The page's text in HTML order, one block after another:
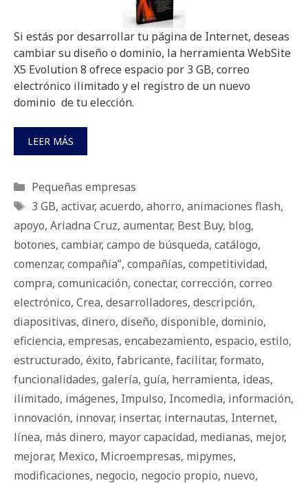
Si estás por desarrollar tu página de Internet, deseas
cambiar su diseño o dominio, la herramienta WebSite
X5 Evolution 8 ofrece espacio por 3 GB, correo
electrónico ilimitado y el registro de un nuevo
dominio de tu elección.
LEER MÁS
Categorías
Pequeñas empresas
Etiquetas
3 GB, activar, acuerdo, ahorro, animaciones flash,
apoyo, Ariadna Cruz, aumentar, Best Buy, blog,
botones, cambiar, campo de búsqueda, catálogo,
comenzar, compañía”, compañías, competitividad,
compra, comunicación, conectar, corrección, correo
electrónico, Crea, desarrolladores, descripción,
diapositivas, dinero, diseño, disponible, dominio,
eficiencia, empresas, encabezamiento, espacio, estilo,
estructurado, éxito, fabricante, facilitar, formato,
funcionalidades, galería, guía, herramienta, ideas,
ilimitado, imágenes, Impulso, Incomedia, información,
innovación, innovar, insertar, internautas, Internet,
línea, más dinero, mayor capacidad, medianas, mejor,
mejorar, Mexico, Microempresas, mipymes,
modificaciones, negocio, negocio propio, nuevo,